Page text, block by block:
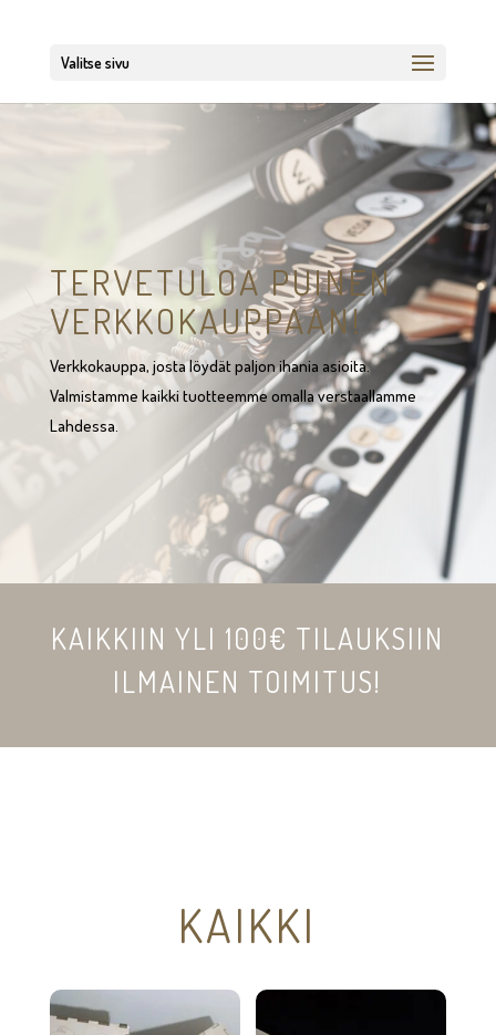
Valitse sivu
TERVETULOA PUINEN
VERKKOKAUPPAAN!
Verkkokauppa, josta löydät paljon ihania asioita.
Valmistamme kaikki tuotteemme omalla verstaallamme
Lahdessa.
KAIKKIIN YLI 100€ TILAUKSIIN
ILMAINEN TOIMITUS!
KAIKKI